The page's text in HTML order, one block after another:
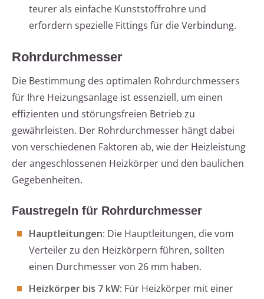
teurer als einfache Kunststoffrohre und
erfordern spezielle Fittings für die Verbindung.
Rohrdurchmesser
Die Bestimmung des optimalen Rohrdurchmessers
für Ihre Heizungsanlage ist essenziell, um einen
effizienten und störungsfreien Betrieb zu
gewährleisten. Der Rohrdurchmesser hängt dabei
von verschiedenen Faktoren ab, wie der Heizleistung
der angeschlossenen Heizkörper und den baulichen
Gegebenheiten.
Faustregeln für Rohrdurchmesser
Hauptleitungen: Die Hauptleitungen, die vom
Verteiler zu den Heizkörpern führen, sollten
einen Durchmesser von 26 mm haben.
Heizkörper bis 7 kW: Für Heizkörper mit einer